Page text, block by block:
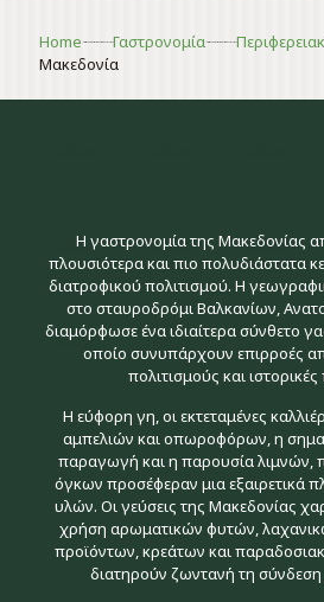
Home Γαστρονομία
Μακεδονία
Η γαστρονομία της Μακεδονίας
πλουσιότερα και πιο πολυδιάστατα
διατροφικού πολιτισμού. Η
στο σταυροδρόμι Βαλκανίων,
διαμόρφωσε ένα ιδιαίτερα σύνθετο
οποίο συνυπάρχουν επιρροές
πολιτισμούς και
Η εύφορη γη, οι εκτεταμένες
αμπελιών και οπωροφόρων, η
παραγωγή και η παρουσία λιμνών,
όγκων προσέφεραν μια εξαιρετικά
υλών. Οι γεύσεις της Μακεδονίας
χρήση αρωματικών φυτών,
προϊόντων, κρεάτων και
διατηρούν ζωντανή τη